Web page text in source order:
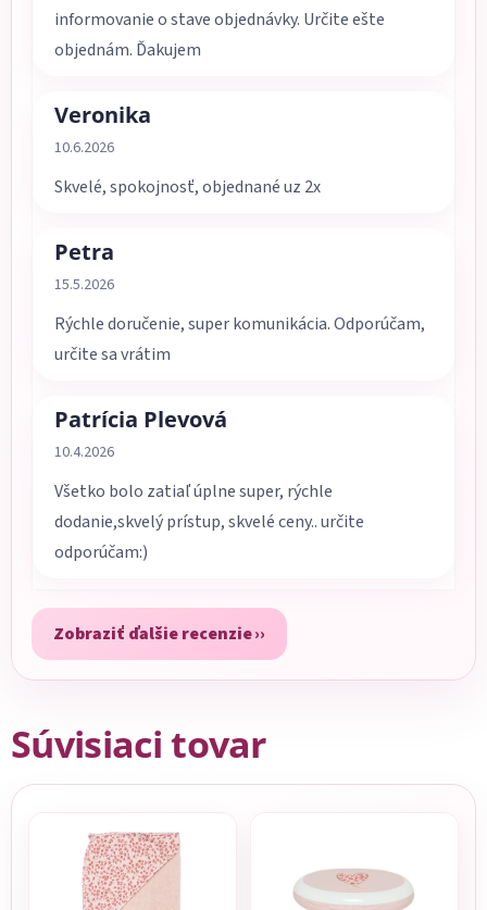
informovanie o stave objednávky. Určite ešte
objednám. Ďakujem
Veronika
Hodnotenie obchodu je 5 z 5 hviezdičiek.
10.6.2026
Skvelé, spokojnosť, objednané uz 2x
Petra
Hodnotenie obchodu je 5 z 5 hviezdičiek.
15.5.2026
Rýchle doručenie, super komunikácia. Odporúčam,
určite sa vrátim
Patrícia Plevová
Hodnotenie obchodu je 5 z 5 hviezdičiek.
10.4.2026
Všetko bolo zatiaľ úplne super, rýchle
dodanie,skvelý prístup, skvelé ceny.. určite
odporúčam:)
Zobraziť ďalšie recenzie
Súvisiaci tovar